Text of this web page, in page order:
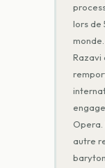
lors de
Razavi
Opera.
autre